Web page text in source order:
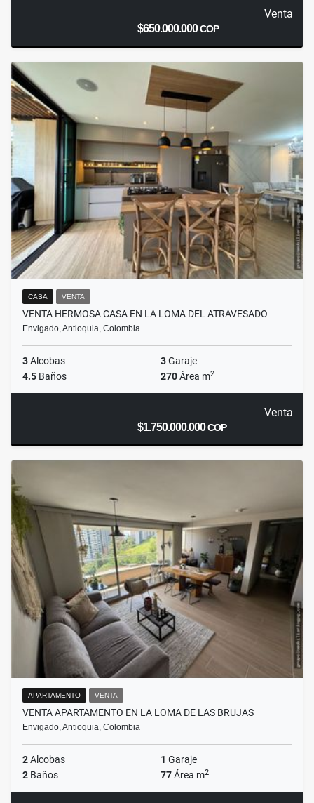
Venta
$650.000.000COP
CASA VENTA
VENTA HERMOSA CASA EN LA LOMA DEL ATRAVESADO
Envigado, Antioquia, Colombia
3Alcobas 3Garaje
4.5 Baños 270Área m2
Venta
$1.750.000.000COP
APARTAMENTO VENTA
VENTA APARTAMENTO EN LA LOMA DE LAS BRUJAS
Envigado, Antioquia, Colombia
2Alcobas 1 Garaje
2 Baños 77Área m2